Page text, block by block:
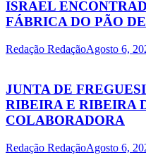
ISRAEL
FÁBRICA DO PÃO
Redação RedaçãoAgosto 6,
JUNTA DE
RIBEIRA E RIBEIRA
COLABORADORA
Redação RedaçãoAgosto 6,